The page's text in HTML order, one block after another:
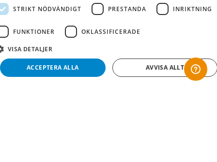
Företagsinformation
STRIKT NÖDVÄNDIGT PRESTANDA INRIKTNING
FUNKTIONER OKLASSIFICERADE
VISA DETALJER
ACCEPTERA ALLA AVVISA ALLT